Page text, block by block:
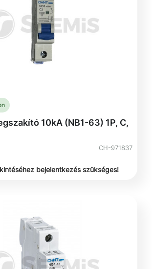
10kA (NB1-63) 1P, C,
CH-971837
bejelentkezés szükséges!